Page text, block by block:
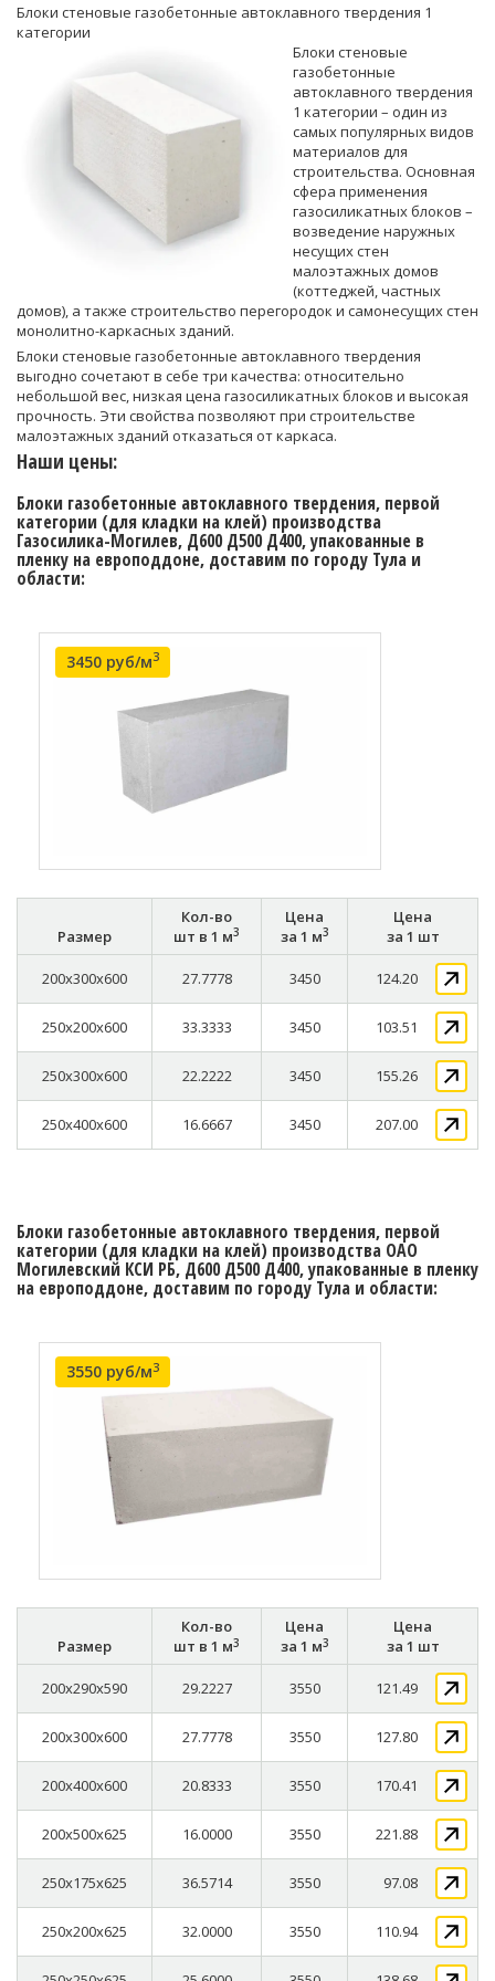
Блоки стеновые газобетонные автоклавного твердения 1
категории
Блоки стеновые
газобетонные
автоклавного твердения
1 категории – один из
самых популярных видов
материалов для
строительства. Основная
сфера применения
газосиликатных блоков –
возведение наружных
несущих стен
малоэтажных домов
(коттеджей, частных
домов), а также строительство перегородок и самонесущих стен
монолитно-каркасных зданий.
Блоки стеновые газобетонные автоклавного твердения
выгодно сочетают в себе три качества: относительно
небольшой вес, низкая цена газосиликатных блоков и высокая
прочность. Эти свойства позволяют при строительстве
малоэтажных зданий отказаться от каркаса.
Наши цены:
Блоки газобетонные автоклавного твердения, первой
категории (для кладки на клей) производства
Газосилика-Могилев, Д600 Д500 Д400, упакованные в
пленку на европоддоне, доставим по городу Тула и
области:
3450 руб/м3
Размер
Кол-во
шт в 1 м3
Цена
за 1 м3
Цена
за 1 шт
200x300x600 27.7778 3450 124.20
250x200x600 33.3333 3450 103.51
250x300x600 22.2222 3450 155.26
250x400x600 16.6667 3450 207.00
Блоки газобетонные автоклавного твердения, первой
категории (для кладки на клей) производства ОАО
Могилевский КСИ РБ, Д600 Д500 Д400, упакованные в пленку
на европоддоне, доставим по городу Тула и области:
3550 руб/м3
Размер
Кол-во
шт в 1 м3
Цена
за 1 м3
Цена
за 1 шт
200x290x590 29.2227 3550 121.49
200x300x600 27.7778 3550 127.80
200x400x600 20.8333 3550 170.41
200x500x625 16.0000 3550 221.88
250x175x625 36.5714 3550 97.08
250x200x625 32.0000 3550 110.94